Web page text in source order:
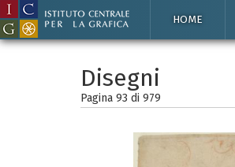
HOME
Disegni
Pagina 93 di 979